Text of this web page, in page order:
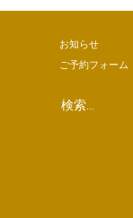
お知らせ
ご予約フォーム